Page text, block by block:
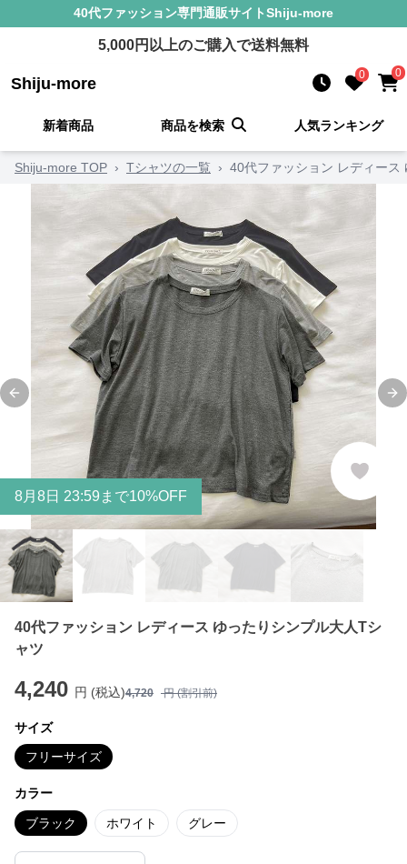
40代ファッション専門通販サイトShiju-more
5,000円以上のご購入で送料無料
Shiju-more 0 0
新着商品 商品を検索 人気ランキング
Shiju-more TOP › Tシャツの一覧 › 40代ファッション レディース
Previous slide
8月 8日 23:59まで10%OFF
40代ファッション レディース ゆったりシンプル大人Tシ
ャツ
4,240 円 (税込)4,720 円 (割引前)
サイズ
フリーサイズ
カラー
ブラック ホワイト グレー